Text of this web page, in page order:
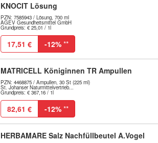
KNOCIT Lösung
PZN: 7585943 / Lösung, 700 ml
AGEV Gesundheitsmittel GmbH
Grundpreis: € 25,01 / 1l
17,51 € -12% **
MATRICELL Königinnen TR Ampullen
PZN: 4468875 / Ampullen, 30 St (225 ml)
St. Johanser Naturmittelvertrieb...
Grundpreis: € 367,16 / 1l
82,61 € -12% **
HERBAMARE Salz Nachfüllbeutel A.Vogel